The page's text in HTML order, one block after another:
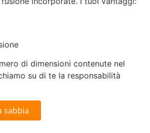
di dimensioni contenute nel
su di te la responsabilità
sabbia